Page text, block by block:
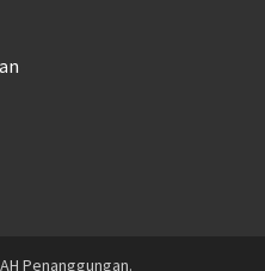
Penanggungan.